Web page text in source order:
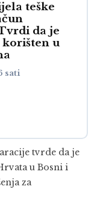
teške
da je
korišten u
sati
tvrde da je
u Bosni i
za